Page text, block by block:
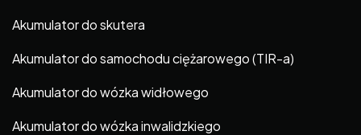
Akumulator do skutera
Akumulator do samochodu ciężarowego (TIR-a)
Akumulator do wózka widłowego
Akumulator do wózka inwalidzkiego